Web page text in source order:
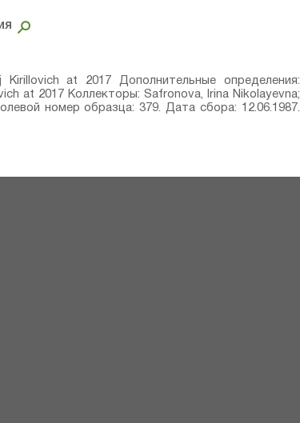
at 2017 Дополнительные определения:
at 2017 Коллекторы: Safronova, Irina Nikolayevna;
номер образца: 379. Дата сбора: 12.06.1987.